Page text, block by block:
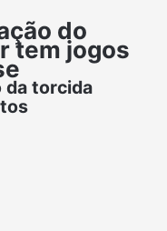
do
tem jogos
da torcida